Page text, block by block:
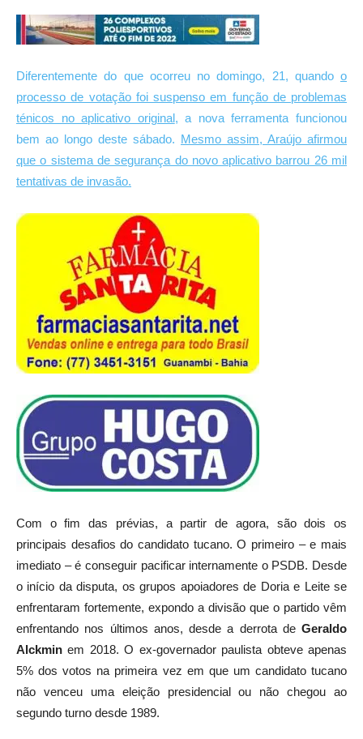
Diferentemente do que ocorreu no domingo, 21, quando o
processo de votação foi suspenso em função de problemas
ténicos no aplicativo original, a nova ferramenta funcionou
bem ao longo deste sábado. Mesmo assim, Araújo afirmou
que o sistema de segurança do novo aplicativo barrou 26 mil
tentativas de invasão.
Com o fim das prévias, a partir de agora, são dois os
principais desafios do candidato tucano. O primeiro – e mais
imediato – é conseguir pacificar internamente o PSDB. Desde
o início da disputa, os grupos apoiadores de Doria e Leite se
enfrentaram fortemente, expondo a divisão que o partido vêm
enfrentando nos últimos anos, desde a derrota de Geraldo
Alckmin em 2018. O ex-governador paulista obteve apenas
5% dos votos na primeira vez em que um candidato tucano
não venceu uma eleição presidencial ou não chegou ao
segundo turno desde 1989.